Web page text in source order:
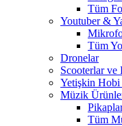
Tüm
Youtuber &
Tüm
Dronelar
Scooterlar ve
Yetişkin
Müzik
Tüm